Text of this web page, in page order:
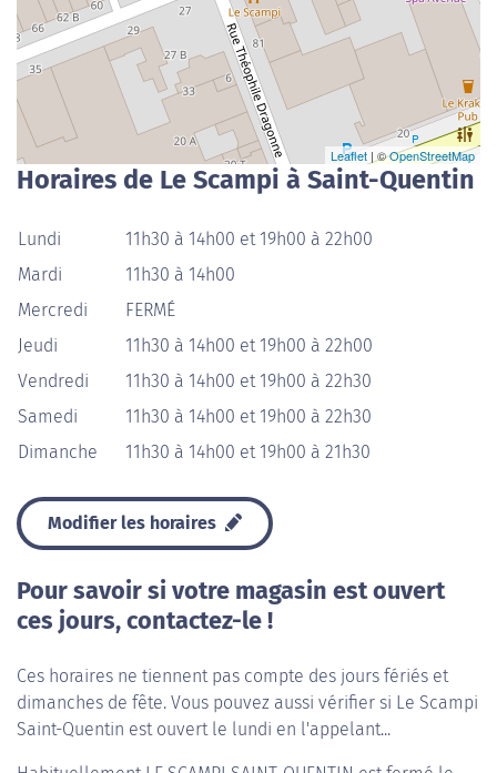
Leaflet | ©OpenStreetMap
Horaires de Le Scampi à Saint-Quentin
Lundi
11h30 à 14h00 et 19h00 à 22h00
Mardi
11h30 à 14h00
Mercredi
FERMÉ
Jeudi
11h30 à 14h00 et 19h00 à 22h00
Vendredi
11h30 à 14h00 et 19h00 à 22h30
Samedi
11h30 à 14h00 et 19h00 à 22h30
Dimanche
11h30 à 14h00 et 19h00 à 21h30
Modifier les horaires
Pour savoir si votre magasin est ouvert
ces jours, contactez-le !
Ces horaires ne tiennent pas compte des jours fériés et
dimanches de fête. Vous pouvez aussi vérifier si Le Scampi
Saint-Quentin est ouvert le lundi en l'appelant...